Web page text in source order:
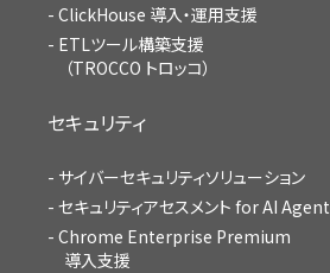
ClickHouse 導入・運用支援
ETLツール構築支援
（TROCCO トロッコ）
セキュリティ
サイバーセキュリティソリューション
セキュリティアセスメント for AI Agent
Chrome Enterprise Premium
導入支援